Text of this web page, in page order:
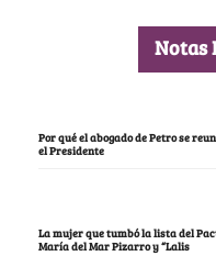
Notas
Por qué el abogado de Petro se
el Presidente
La mujer que tumbó la lista del
María del Mar Pizarro y “Lalis